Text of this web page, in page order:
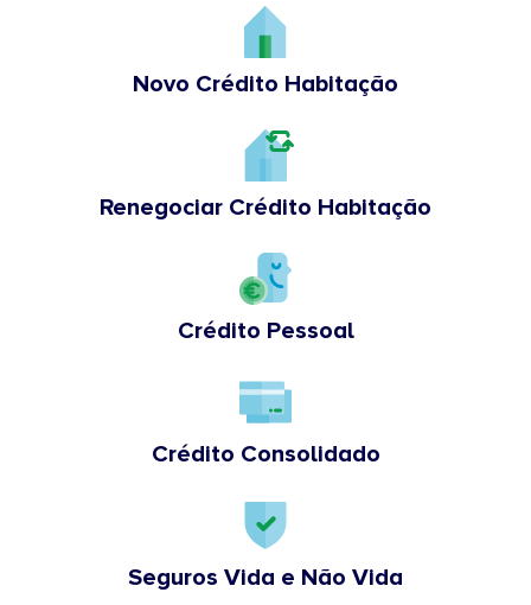
Novo Crédito Habitação
Renegociar Crédito Habitação
Crédito Pessoal
Crédito Consolidado
Seguros Vida e Não Vida